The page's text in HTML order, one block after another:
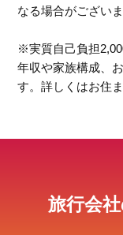
なる場合がございま
※実質自己負担
年収や家族構成、
す。詳しくはお住
旅行会